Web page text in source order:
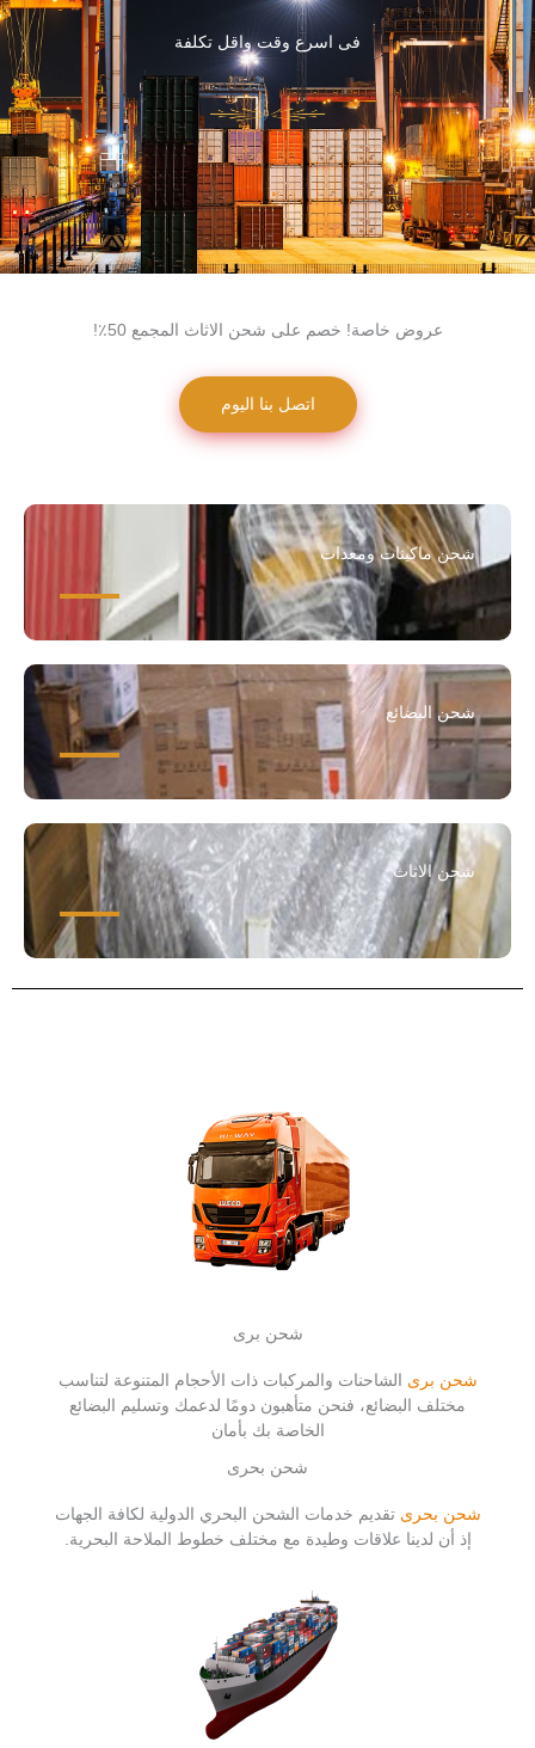
فى اسرع وقت واقل تكلفة
عروض خاصة! خصم على شحن الاثاث المجمع 50٪!
اتصل بنا اليوم
شحن ماكينات ومعدات
شحن البضائع
شحن الاثاث
شحن برى
شحن برى الشاحنات والمركبات ذات الأحجام المتنوعة لتناسب
مختلف البضائع، فنحن متأهبون دومًا لدعمك وتسليم البضائع
الخاصة بك بأمان
شحن بحرى
شحن بحرى تقديم خدمات الشحن البحري الدولية لكافة الجهات
إذ أن لدينا علاقات وطيدة مع مختلف خطوط الملاحة البحرية.